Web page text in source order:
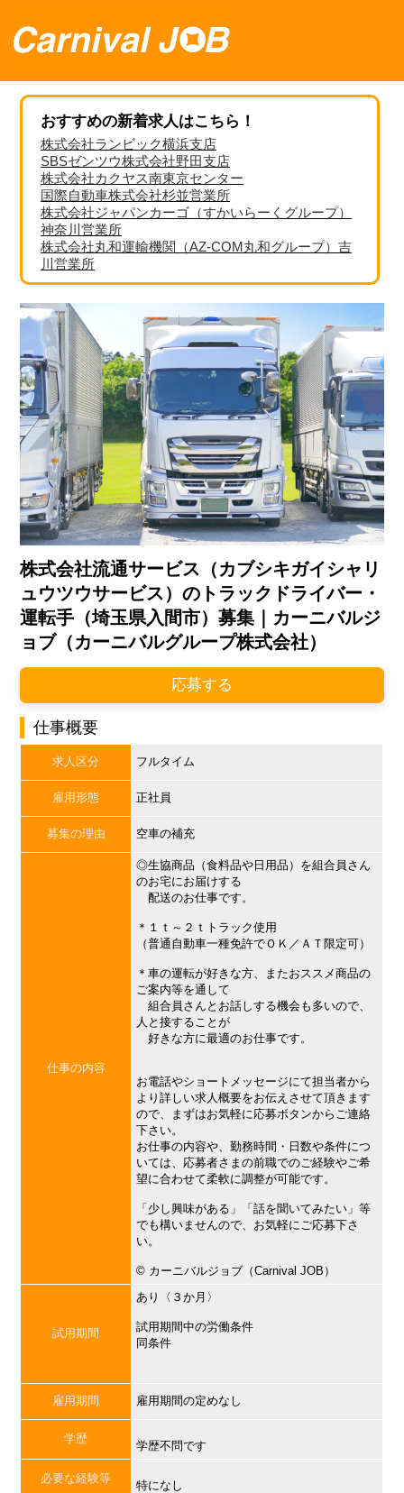
おすすめの新着求人はこちら！
株式会社ランビック横浜支店
SBSゼンツウ株式会社野田支店
株式会社カクヤス南東京センター
国際自動車株式会社杉並営業所
株式会社ジャパンカーゴ（すかいらーくグループ）
神奈川営業所
株式会社丸和運輸機関（AZ-COM丸和グループ）吉
川営業所
株式会社流通サービス（カブシキガイシャリ
ュウツウサービス）のトラックドライバー・
運転手（埼玉県入間市）募集｜カーニバルジ
ョブ（カーニバルグループ株式会社）
応募する
仕事概要
求人区分 フルタイム
雇用形態 正社員
募集の理由 空車の補充
仕事の内容
◎生協商品（食料品や日用品）を組合員さん
のお宅にお届けする
配送のお仕事です。
＊１ｔ～２ｔトラック使用
（普通自動車一種免許でＯＫ／ＡＴ限定可）
＊車の運転が好きな方、またおススメ商品の
ご案内等を通して
組合員さんとお話しする機会も多いので、
人と接することが
好きな方に最適のお仕事です。
お電話やショートメッセージにて担当者から
より詳しい求人概要をお伝えさせて頂きます
ので、まずはお気軽に応募ボタンからご連絡
下さい。
お仕事の内容や、勤務時間・日数や条件につ
いては、応募者さまの前職でのご経験やご希
望に合わせて柔軟に調整が可能です。
「少し興味がある」「話を聞いてみたい」等
でも構いませんので、お気軽にご応募下さ
い。
©︎ カーニバルジョブ（Carnival JOB）
試用期間
あり〈３か月〉
試用期間中の労働条件
同条件
雇用期間 雇用期間の定めなし
学歴
学歴不問です
必要な経験等
特になし